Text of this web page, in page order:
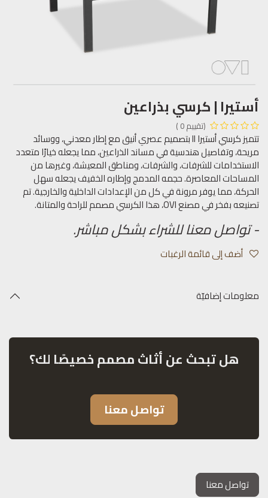
أستيرا | كرسي بذراعين
(تقييم 0 )
تتميز كرسي أستيرا II بتصميم عصري أنيق مع إطار معدني، ووسائد
مريحة، وتفاصيل هندسية في مساند الذراعين، مما يجعله خيارًا متعدد
الاستخدامات للشرفات، والشرفات، ومناطق المعيشة، وغيرها من
المساحات المعاصرة. حجمه المدمج وإطاره الخفيف يجعله سهل
الحركة، مما يوفر مرونة في كل من الإعدادات الداخلية والخارجية. تم
تصنيعه بفخر في مصنع OVI، هذا الكرسي مصمم للراحة والمتانة.
- تواصل معنا للشراء بشكل مباشر.
أضف إلى قائمة الرغبات
معلومات إضافيّة
هل تبحث عن أثاث مصمم خصيصًا لك؟
تواصل معنا
تواصل معنا